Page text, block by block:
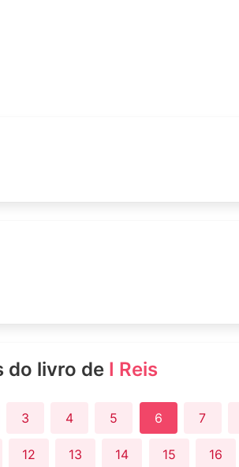
do livro de I Reis
3 4 5 6 7
12 13 14 15 16